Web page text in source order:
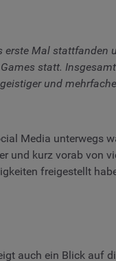
erste Mal stattfanden
statt.
und
Media unterwegs
und kurz vorab von
freigestellt
auch ein Blick auf